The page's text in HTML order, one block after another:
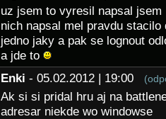
uz jsem to vyresil napsal
nich napsal mel pravdu
jedno jaky a pak se lognout
a jde to
Enki - 05.02.2012 | 19:00
Ak si si pridal hru aj na
adresar niekde wo windowse